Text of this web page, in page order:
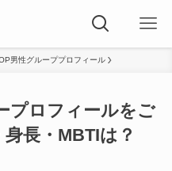
男性グループプロフィール
プロフィールをご
長・MBTIは？